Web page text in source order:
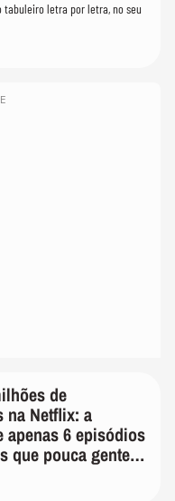
letra por letra, no seu
de
na Netflix: a
apenas 6 episódios
que pouca gente